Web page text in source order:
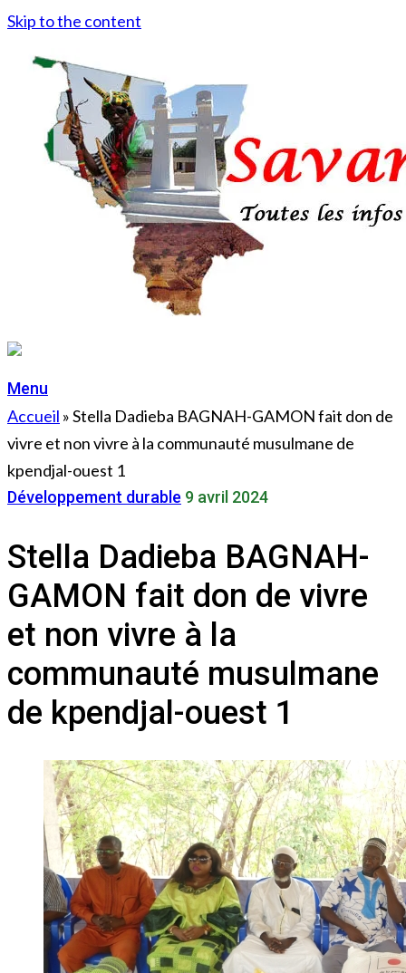
Skip to the content
Menu
Accueil »Stella Dadieba BAGNAH-GAMON fait don de
vivre et non vivre à la communauté musulmane de
kpendjal-ouest 1
Développement durable 9 avril 2024
Stella Dadieba BAGNAH-
GAMON fait don de vivre
et non vivre à la
communauté musulmane
de kpendjal-ouest 1